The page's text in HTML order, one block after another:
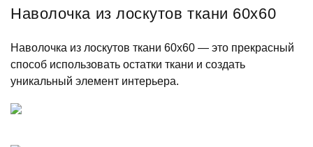
Наволочка из лоскутов ткани 60х60
Наволочка из лоскутов ткани 60х60 — это прекрасный
способ использовать остатки ткани и создать
уникальный элемент интерьера.